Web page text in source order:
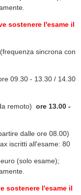
sostenere l'esame il
(frequenza sincrona con
09.30 - 13.30 / 14.30
remoto) ore 13.00 -
dalle ore 08.00)
iscritti all'esame: 80
(solo esame);
l'esame il